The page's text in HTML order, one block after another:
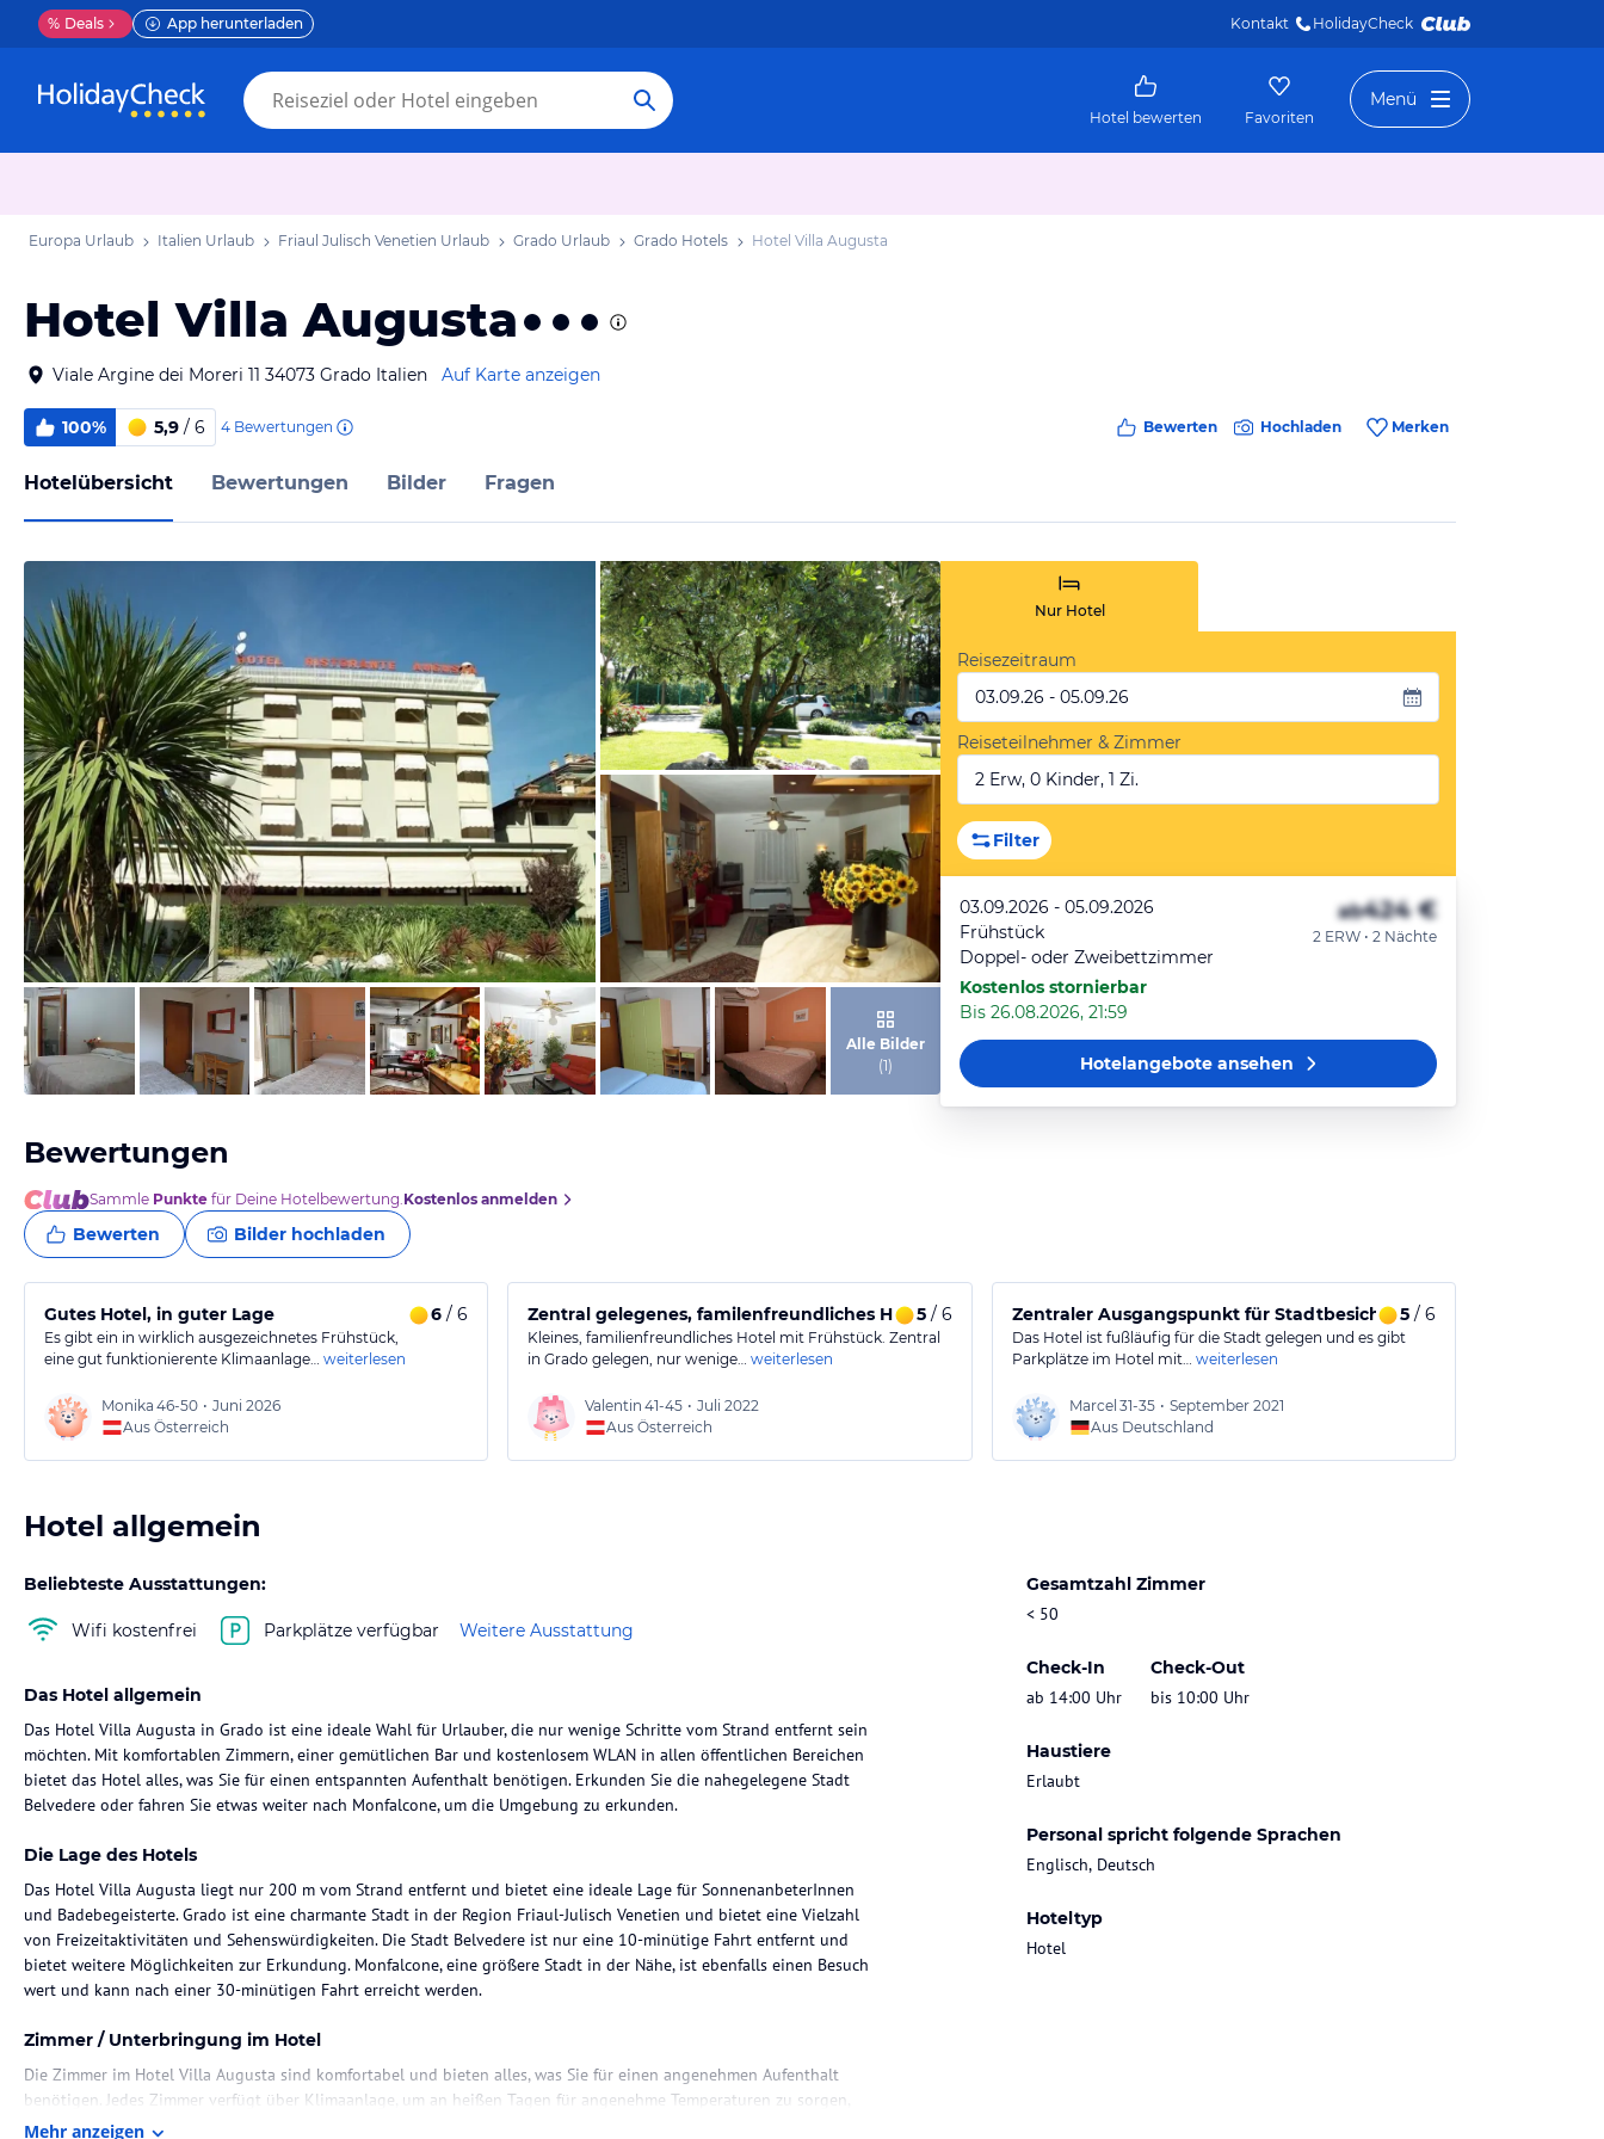
% Deals App herunterladen Kontakt HolidayCheck
Hotel bewerten Favoriten
Menü
Europa Urlaub Italien Urlaub Friaul Julisch Venetien Urlaub Grado Urlaub Grado Hotels Hotel Villa Augusta
Hotel Villa Augusta
Viale Argine dei Moreri 11 34073 Grado Italien Auf Karte anzeigen
100% 5,9 / 6 4 Bewertungen Bewerten Hochladen Merken
Hotelübersicht Bewertungen Bilder Fragen
von Expedia
von Expedia
von Expedia
Alle Bilder
(1)
Nur Hotel
Reisezeitraum
03.09.26 - 05.09.26
Reiseteilnehmer & Zimmer
2 Erw, 0 Kinder, 1 Zi.
Filter
03.09.2026 - 05.09.2026
Frühstück
Doppel- oder Zweibettzimmer
Kostenlos stornierbar
Bis 26.08.2026, 21:59
ab424 €
2 ERW • 2 Nächte
Hotelangeboteansehen
Bewertungen
Sammle Punkte für Deine Hotelbewertung.Kostenlos anmelden
Bewerten Bilder hochladen
Gutes Hotel, in guter Lage 6 / 6
Es gibt ein in wirklich ausgezeichnetes Frühstück,
eine gut funktionierente Klimaanlage… weiterlesen
Monika 46-50 • Juni 2026
Aus Österreich
Zentral gelegenes, familenfreundliches Hotel
5/ 6
Kleines, familienfreundliches Hotel mit Frühstück. Zentral
in Grado gelegen, nur wenige… weiterlesen
Valentin 41-45 • Juli 2022
Aus Österreich
Zentraler Ausgangspunkt für Stadtbesichtigung
5/ 6
Das Hotel ist fußläufig für die Stadt gelegen und es gibt
Parkplätze im Hotel mit… weiterlesen
Marcel 31-35 • September 2021
Aus Deutschland
Hotel allgemein
Beliebteste Ausstattungen:
Wifi kostenfrei Parkplätze verfügbar Weitere Ausstattung
Gesamtzahl Zimmer
< 50
Check-In
ab 14:00 Uhr
Check-Out
bis 10:00 Uhr
Haustiere
Erlaubt
Personal spricht folgende Sprachen
Englisch, Deutsch
Hoteltyp
Hotel
Das Hotel allgemein
Das Hotel Villa Augusta in Grado ist eine ideale Wahl für Urlauber, die nur wenige Schritte vom Strand entfernt sein
möchten. Mit komfortablen Zimmern, einer gemütlichen Bar und kostenlosem WLAN in allen öffentlichen Bereichen
bietet das Hotel alles, was Sie für einen entspannten Aufenthalt benötigen. Erkunden Sie die nahegelegene Stadt
Belvedere oder fahren Sie etwas weiter nach Monfalcone, um die Umgebung zu erkunden.
Die Lage des Hotels
Das Hotel Villa Augusta liegt nur 200 m vom Strand entfernt und bietet eine ideale Lage für SonnenanbeterInnen
und Badebegeisterte. Grado ist eine charmante Stadt in der Region Friaul-Julisch Venetien und bietet eine Vielzahl
von Freizeitaktivitäten und Sehenswürdigkeiten. Die Stadt Belvedere ist nur eine 10-minütige Fahrt entfernt und
bietet weitere Möglichkeiten zur Erkundung. Monfalcone, eine größere Stadt in der Nähe, ist ebenfalls einen Besuch
wert und kann nach einer 30-minütigen Fahrt erreicht werden.
Zimmer / Unterbringung im Hotel
Die Zimmer im Hotel Villa Augusta sind komfortabel und bieten alles, was Sie für einen angenehmen Aufenthalt
benötigen. Jedes Zimmer verfügt über Klimaanlage, um an heißen Tagen für angenehme Temperaturen zu sorgen,
sowie einen TV für Unterhaltung. Das eigene Badezimmer ist mit einer Dusche ausgestattet und bietet die nötige
Mehr anzeigen